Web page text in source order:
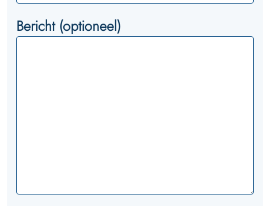
Bericht (optioneel)